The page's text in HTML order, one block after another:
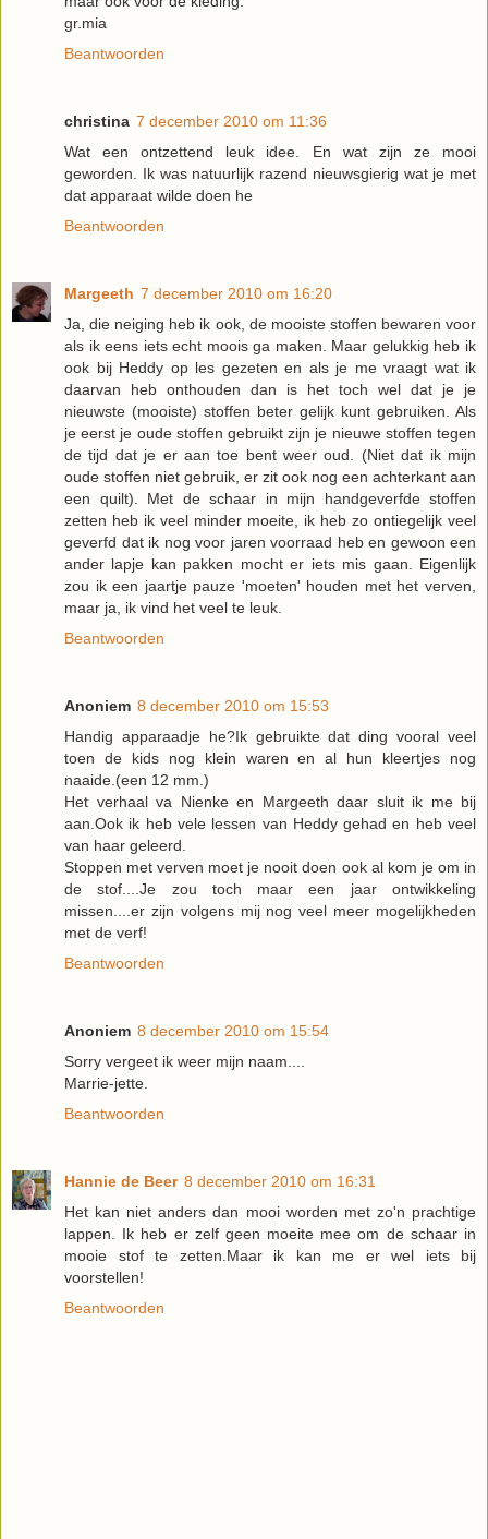
gr.mia
Beantwoorden
christina 7 december 2010 om 11:36
Wat een ontzettend leuk idee. En wat zijn ze mooi
geworden. Ik was natuurlijk razend nieuwsgierig wat je met
dat apparaat wilde doen he
Beantwoorden
Margeeth 7 december 2010 om 16:20
Ja, die neiging heb ik ook, de mooiste stoffen bewaren voor
als ik eens iets echt moois ga maken. Maar gelukkig heb ik
ook bij Heddy op les gezeten en als je me vraagt wat ik
daarvan heb onthouden dan is het toch wel dat je je
nieuwste (mooiste) stoffen beter gelijk kunt gebruiken. Als
je eerst je oude stoffen gebruikt zijn je nieuwe stoffen tegen
de tijd dat je er aan toe bent weer oud. (Niet dat ik mijn
oude stoffen niet gebruik, er zit ook nog een achterkant aan
een quilt). Met de schaar in mijn handgeverfde stoffen
zetten heb ik veel minder moeite, ik heb zo ontiegelijk veel
geverfd dat ik nog voor jaren voorraad heb en gewoon een
ander lapje kan pakken mocht er iets mis gaan. Eigenlijk
zou ik een jaartje pauze 'moeten' houden met het verven,
maar ja, ik vind het veel te leuk.
Beantwoorden
Anoniem 8 december 2010 om 15:53
Handig apparaadje he?Ik gebruikte dat ding vooral veel
toen de kids nog klein waren en al hun kleertjes nog
naaide.(een 12 mm.)
Het verhaal va Nienke en Margeeth daar sluit ik me bij
aan.Ook ik heb vele lessen van Heddy gehad en heb veel
van haar geleerd.
Stoppen met verven moet je nooit doen ook al kom je om in
de stof....Je zou toch maar een jaar ontwikkeling
missen....er zijn volgens mij nog veel meer mogelijkheden
met de verf!
Beantwoorden
Anoniem 8 december 2010 om 15:54
Sorry vergeet ik weer mijn naam....
Marrie-jette.
Beantwoorden
Hannie de Beer 8 december 2010 om 16:31
Het kan niet anders dan mooi worden met zo'n prachtige
lappen. Ik heb er zelf geen moeite mee om de schaar in
mooie stof te zetten.Maar ik kan me er wel iets bij
voorstellen!
Beantwoorden